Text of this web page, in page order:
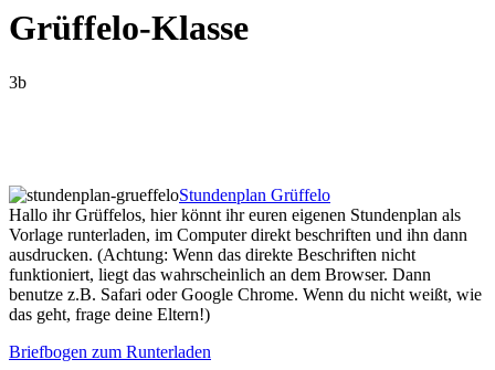
Grüffelo-Klasse
3b
Stundenplan Grüffelo
Hallo ihr Grüffelos, hier könnt ihr euren eigenen Stundenplan als
Vorlage runterladen, im Computer direkt beschriften und ihn dann
ausdrucken. (Achtung: Wenn das direkte Beschriften nicht
funktioniert, liegt das wahrscheinlich an dem Browser. Dann
benutze z.B. Safari oder Google Chrome. Wenn du nicht weißt, wie
das geht, frage deine Eltern!)
Briefbogen zum Runterladen